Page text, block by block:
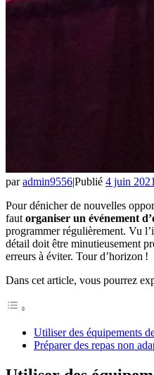
paradmin9556|Publié 4 juin 2021
Pour dénicher de nouvelles
faut organiser un événement
programmer régulièrement. Vu
détail doit être minutieusement
erreurs à éviter. Tour d’horizon !
Dans cet article, vous pourrez
Utiliser des équipements
Préparer des repas non